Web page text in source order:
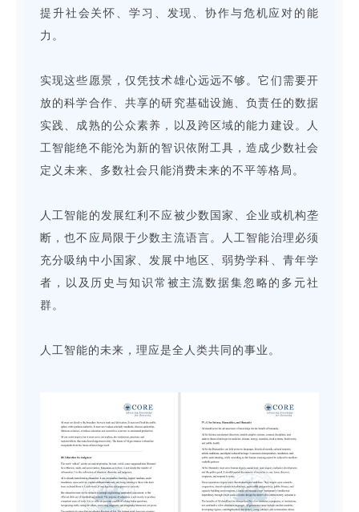
提升社会关怀、学习、发现、协作与危机应对的能
力。
实现这些愿景，仅凭技术雄心远远不够。它们需要开
放的科学合作、共享的研究基础设施、负责任的数据
实践、成熟的公众素养，以及跨区域的能力建设。人
工智能绝不能沦为新的智识依附工具，造成少数社会
定义未来、多数社会只能消费未来的不平等格局。
人工智能的发展红利不应被少数国家、企业或机构垄
断，也不应局限于少数主流语言。人工智能治理必须
充分吸纳中小国家、发展中地区、弱势学科、青年学
者，以及历史与知识常被主流数据集忽略的多元社
群。
人工智能的未来，理应是全人类共同的事业。